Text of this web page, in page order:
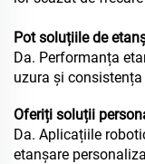
Pot soluțiile de
Da. Performanța
uzura și
Oferiți soluții
Da. Aplicațiile
etanșare